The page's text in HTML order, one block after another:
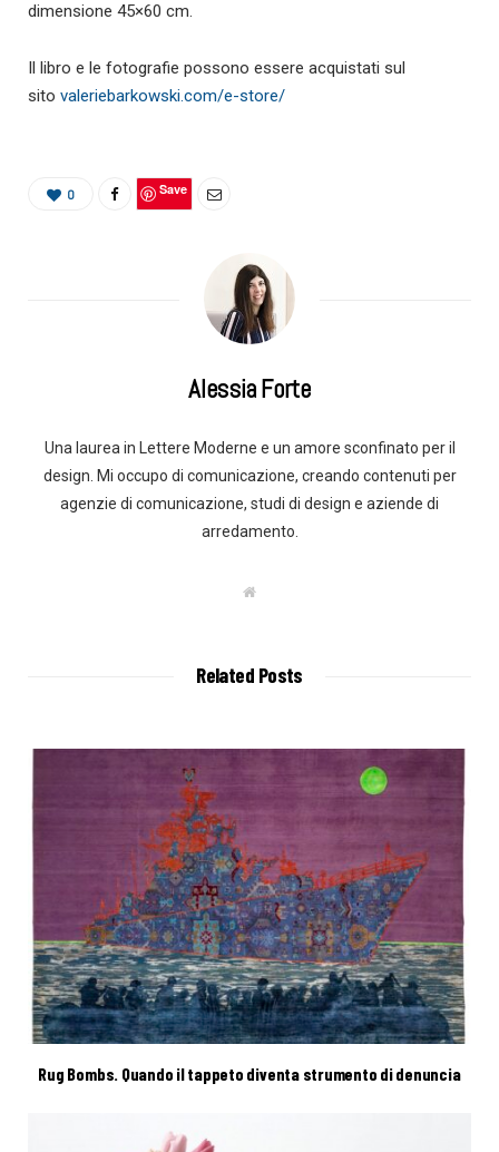
dimensione 45×60 cm.
Il libro e le fotografie possono essere acquistati sul
sito valeriebarkowski.com/e-store/
0 Save
Alessia Forte
Una laurea in Lettere Moderne e un amore sconfinato per il
design. Mi occupo di comunicazione, creando contenuti per
agenzie di comunicazione, studi di design e aziende di
arredamento.
W
Related Posts
Rug Bombs. Quando il tappeto diventa strumento di denuncia